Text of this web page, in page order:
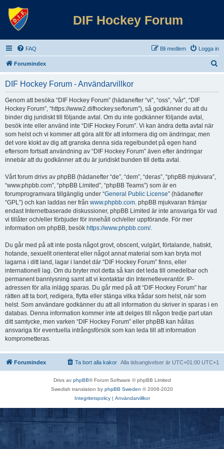
DIF Hockey Forum
FAQ Logga in
Bli medlem
Forumindex
DIF Hockey Forum - Användarvillkor
Genom att besöka “DIF Hockey Forum” (hädanefter “vi”, “oss”, “vår”, “DIF
Hockey Forum”, “https://www2.difhockey.se/forum”), så godkänner du att du
binder dig juridiskt till följande avtal. Om du inte godkänner följande avtal,
besök inte eller använd inte “DIF Hockey Forum”. Vi kan ändra detta avtal när
som helst och vi kommer att göra allt för att informera dig om ändringar, men
det vore klokt av dig att granska denna sida regelbundet på egen hand
eftersom fortsatt användning av “DIF Hockey Forum” även efter ändringar
innebär att du godkänner att du är juridiskt bunden till detta avtal.
Vårt forum drivs av phpBB (hädanefter “de”, “dem”, “deras”, “phpBB mjukvara”,
“www.phpbb.com”, “phpBB Limited”, “phpBB Teams”) som är en
forumprogramvara tillgänglig under “General Public License” (hädanefter
“GPL”) och kan laddas ner från www.phpbb.com. phpBB mjukvaran främjar
endast Internetbaserade diskussioner, phpBB Limited är inte ansvariga för vad
vi tillåter och/eller förbjuder för innehåll och/eller uppförande. För mer
information om phpBB, besök https://www.phpbb.com/.
Du går med på att inte posta något grovt, obscent, vulgärt, förtalande, hatiskt,
hotande, sexuellt orienterat eller något annat material som kan bryta mot
lagarna i ditt land, lagar i landet där “DIF Hockey Forum” finns, eller
internationell lag. Om du bryter mot detta så kan det leda till omedelbar och
permanent bannlysning samt att vi kontaktar din Internetleverantör. IP-
adressen för alla inlägg sparas. Du går med på att “DIF Hockey Forum” har
rätten att ta bort, redigera, flytta eller stänga vilka trådar som helst, när som
helst. Som användare godkänner du att all information du skriver in sparas i en
databas. Denna information kommer inte att delges till någon tredje part utan
ditt samtycke, men varken “DIF Hockey Forum” eller phpBB kan hållas
ansvariga för eventuella intrångsförsök som kan leda till att information
komprometteras.
Forumindex Alla tidsangivelser är UTC+01:00 UTC+1
Ta bort alla kakor
Drivs av phpBB® Forum Software © phpBB Limited
Swedish translation by phpBB Sweden © 2006-2020
Integritetspolicy| Användarvillkor